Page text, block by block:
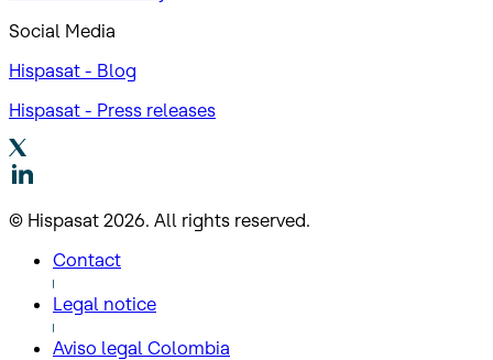
Social Media
Hispasat - Blog
Hispasat - Press releases
© Hispasat 2026. All rights reserved.
Contact
Legal notice
Aviso legal Colombia